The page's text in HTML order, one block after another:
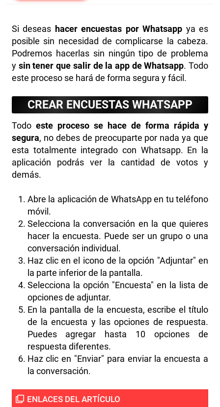
Si deseas hacer encuestas por Whatsapp ya es
posible sin necesidad de complicarse la cabeza.
Podremos hacerlas sin ningún tipo de problema
y sin tener que salir de la app de Whatsapp. Todo
este proceso se hará de forma segura y fácil.
CREAR ENCUESTAS WHATSAPP
Todo este proceso se hace de forma rápida y
segura, no debes de preocuparte por nada ya que
esta totalmente integrado con Whatsapp. En la
aplicación podrás ver la cantidad de votos y
demás.
Abre la aplicación de WhatsApp en tu teléfono
móvil.
Selecciona la conversación en la que quieres
hacer la encuesta. Puede ser un grupo o una
conversación individual.
Haz clic en el icono de la opción "Adjuntar" en
la parte inferior de la pantalla.
Selecciona la opción "Encuesta" en la lista de
opciones de adjuntar.
En la pantalla de la encuesta, escribe el título
de la encuesta y las opciones de respuesta.
Puedes agregar hasta 10 opciones de
respuesta diferentes.
Haz clic en "Enviar" para enviar la encuesta a
la conversación.